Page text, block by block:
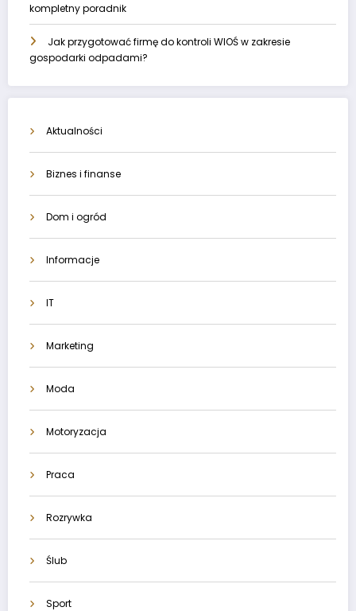
kompletny poradnik
Jak przygotować firmę do kontroli WIOŚ w zakresie
gospodarki odpadami?
Aktualności
Biznes i finanse
Dom i ogród
Informacje
IT
Marketing
Moda
Motoryzacja
Praca
Rozrywka
Ślub
Sport